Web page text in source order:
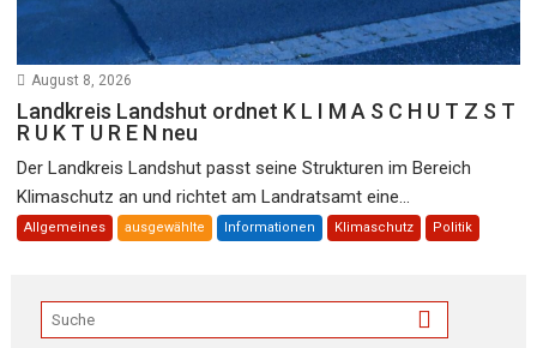
August 8, 2026
Landkreis Landshut ordnet K L I M A S C H U T Z S T
R U K T U R E N neu
Der Landkreis Landshut passt seine Strukturen im Bereich
Klimaschutz an und richtet am Landratsamt eine...
Allgemeines ausgewählte Informationen Klimaschutz Politik